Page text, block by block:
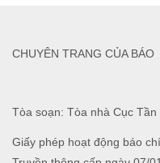
Tòa soạn: Tòa nhà Cục
Giấy phép hoạt động báo
CHUYÊN TRANG CỦA BÁO